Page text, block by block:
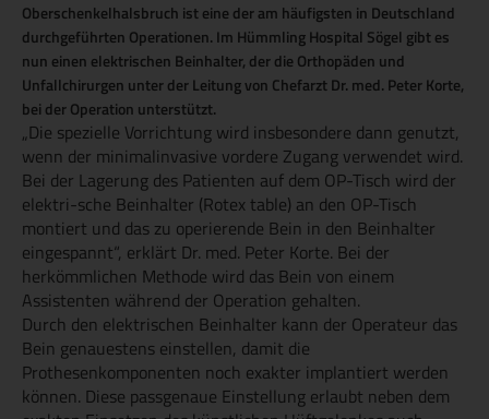
Oberschenkelhalsbruch ist eine der am häufigsten in Deutschland
durchgeführten Operationen. Im Hümmling Hospital Sögel gibt es
nun einen elektrischen Beinhalter, der die Orthopäden und
Unfallchirurgen unter der Leitung von Chefarzt Dr. med. Peter Korte,
bei der Operation unterstützt.
„Die spezielle Vorrichtung wird insbesondere dann genutzt,
wenn der minimalinvasive vordere Zugang verwendet wird.
Bei der Lagerung des Patienten auf dem OP-Tisch wird der
elektri-sche Beinhalter (Rotex table) an den OP-Tisch
montiert und das zu operierende Bein in den Beinhalter
eingespannt“, erklärt Dr. med. Peter Korte. Bei der
herkömmlichen Methode wird das Bein von einem
Assistenten während der Operation gehalten.
Durch den elektrischen Beinhalter kann der Operateur das
Bein genauestens einstellen, damit die
Prothesenkomponenten noch exakter implantiert werden
können. Diese passgenaue Einstellung erlaubt neben dem